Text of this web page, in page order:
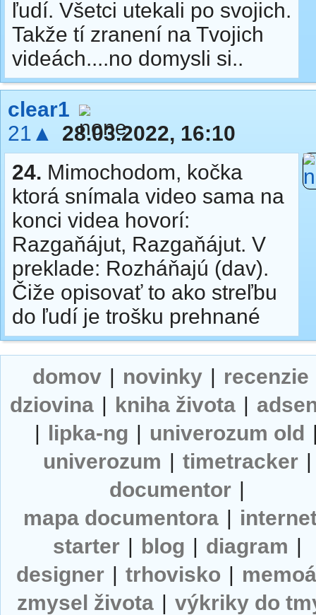
ľudí. Všetci utekali po svojich.
Takže tí zranení na Tvojich
videách....no domysli si..
clear1
21▲
28.03.2022, 16:10
24. Mimochodom, kočka
ktorá snímala video sama na
konci videa hovorí:
Razgaňájut, Razgaňájut. V
preklade: Rozháňajú (dav).
Čiže opisovať to ako streľbu
do ľudí je trošku prehnané
domov | novinky | recenzie
dziovina | kniha života |
| lipka-ng | univerozum old
univerozum | timetracker |
documentor |
mapa documentora |
starter | blog | diagram |
designer | trhovisko |
zmysel života | výkriky do